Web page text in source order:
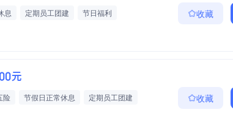
息 定期员工团建
节日福利
收藏
元
险 节假日正常休息
定期员工团建
收藏